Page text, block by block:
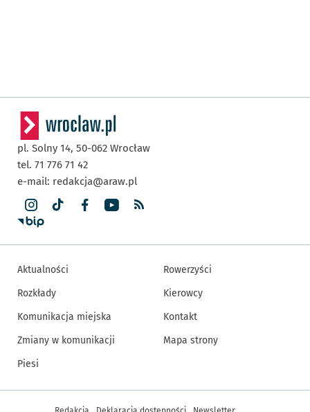
pl. Solny 14, 50-062 Wrocław
tel. 71 776 71 42
e-mail: redakcja@araw.pl
Aktualności
Rozkłady
Komunikacja miejska
Zmiany w komunikacji
Piesi
Rowerzyści
Kierowcy
Kontakt
Mapa strony
Inne informacje